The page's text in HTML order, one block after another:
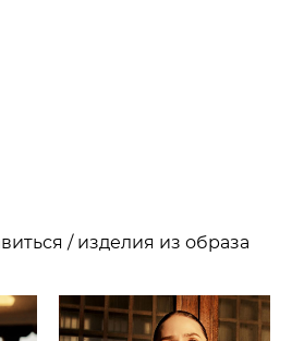
/ изделия из образа